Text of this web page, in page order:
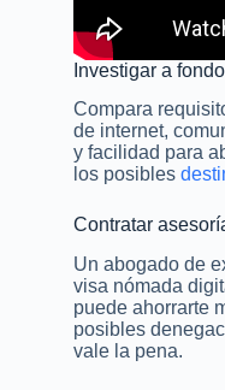
Investigar a fondo
Compara
de internet,
y facilidad para
los posibles
Contratar
Un abogado de
visa nómada
puede ahorrarte
posibles
vale la pena.